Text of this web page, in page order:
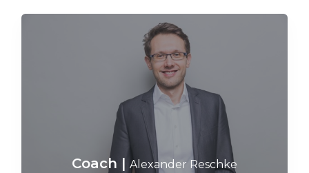
Coach | Alexander Reschke